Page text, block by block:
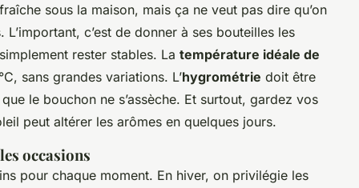
sous la maison, mais ça ne veut pas dire qu’on
c’est de donner à ses bouteilles les
rester stables. La température idéale de
sans grandes variations. L’hygrométrie doit être
le bouchon ne s’assèche. Et surtout, gardez vos
peut altérer les arômes en quelques jours.
occasions
pour chaque moment. En hiver, on privilégie les